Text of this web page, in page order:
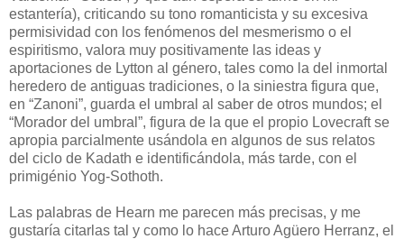
estantería), criticando su tono romanticista y su excesiva
permisividad con los fenómenos del mesmerismo o el
espiritismo, valora muy positivamente las ideas y
aportaciones de Lytton al género, tales como la del inmortal
heredero de antiguas tradiciones, o la siniestra figura que,
en “Zanoni”, guarda el umbral al saber de otros mundos; el
“Morador del umbral”, figura de la que el propio Lovecraft se
apropia parcialmente usándola en algunos de sus relatos
del ciclo de Kadath e identificándola, más tarde, con el
primigénio Yog-Sothoth.
Las palabras de Hearn me parecen más precisas, y me
gustaría citarlas tal y como lo hace Arturo Agüero Herranz, el